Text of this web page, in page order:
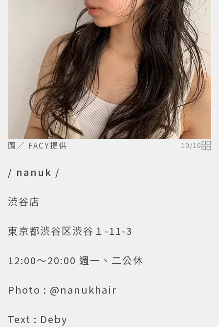
圖／ FACY提供 10/10
/ nanuk /
渋谷店
東京都渋谷区渋谷１-11-3
12:00～20:00 週一、二公休
Photo : @nanukhair
Text : Deby